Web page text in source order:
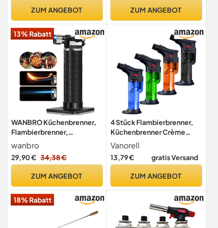
Geschenkverpackung,
ZUM ANGEBOT
Für Küche, Löten,
ZUM ANGEBOT
13% Rabatt
WANBRO Küchenbrenner,
Flambierbrenner,
Einstellbarer Jet l Soft
Flamme, Nachfüllbares
Butangas feuerzeug zum
& Löten, Harzkunst (Gas
wanbro
29,90 € 34,38 €
ZUM ANGEBOT
4 Stück Flambierbrenner,
Küchenbrenner Crème
Brulée Brenner,
Bunsenbrenner mit
Sicherheitsschloss,
Küche, Gebäck, Desserts,
Vanorell
13,79 € gratis Versand
ZUM ANGEBOT
18% Rabatt